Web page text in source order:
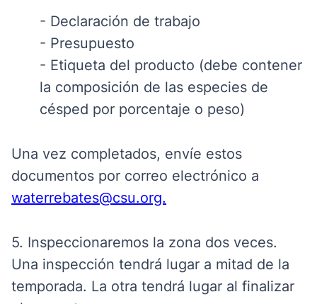
- Declaración de trabajo
- Presupuesto
- Etiqueta del producto (debe contener
la composición de las especies de
césped por porcentaje o peso)
Una vez completados, envíe estos
documentos por correo electrónico a
waterrebates@csu.org.
5. Inspeccionaremos la zona dos veces.
Una inspección tendrá lugar a mitad de la
temporada. La otra tendrá lugar al finalizar